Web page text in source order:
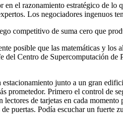
el razonamiento estratégico de
Los negociadores ingenuos
competitivo de suma cero que
posible que las matemáticas y
Centro de Supercomputación de
junto a un gran
prometedor. Primero el control de
de tarjetas en cada
puertas. Podía escuchar un fuerte